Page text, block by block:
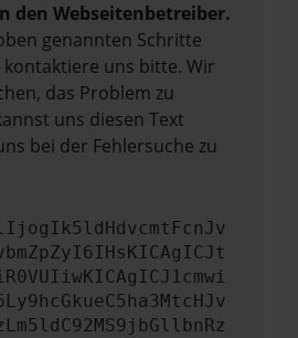
den Webseitenbetreiber.
genannten Schritte
uns bitte. Wir
das Problem zu
uns diesen Text
bei der Fehlersuche zu